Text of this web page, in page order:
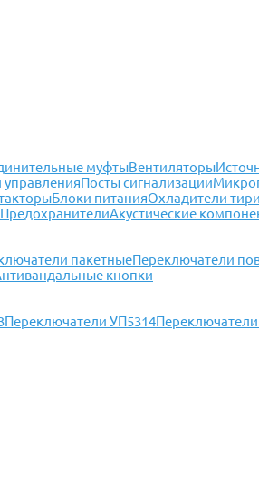
муфтыВентиляторы
Посты сигнализации
Блоки питанияОхладители
ПредохранителиАкустические
пакетныеПереключатели
кнопки
Переключатели УП5314